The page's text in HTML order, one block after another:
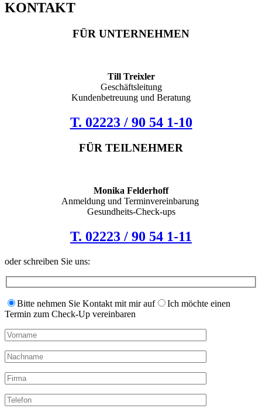
KONTAKT
FÜR UNTERNEHMEN
Till Treixler
Geschäftsleitung
Kundenbetreuung und Beratung
T. 02223 / 90 54 1-10
FÜR TEILNEHMER
Monika Felderhoff
Anmeldung und Terminvereinbarung
Gesundheits-Check-ups
T. 02223 / 90 54 1-11
oder schreiben Sie uns:
Bitte nehmen Sie Kontakt mit mir auf
Ich möchte einen
Termin zum Check-Up vereinbaren